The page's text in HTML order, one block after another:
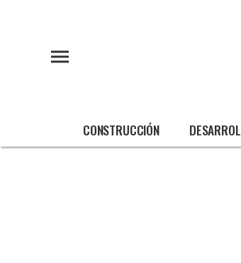
CONSTRUCCIÓN